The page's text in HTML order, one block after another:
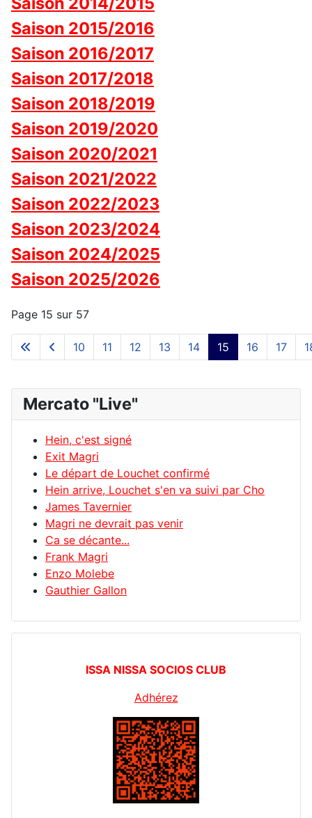
Saison 2015/2016
Saison 2016/2017
Saison 2017/2018
Saison 2018/2019
Saison 2019/2020
Saison 2020/2021
Saison 2021/2022
Saison 2022/2023
Saison 2023/2024
Saison 2024/2025
Saison 2025/2026
Page 15 sur 57
10 11 12 13 14 15 16 17
Mercato "Live"
Hein, c'est signé
Exit Magri
Le départ de Louchet confirmé
Hein arrive, Louchet s'en va suivi par Cho
James Tavernier
Magri ne devrait pas venir
Ca se décante...
Frank Magri
Enzo Molebe
Gauthier Gallon
ISSA NISSA SOCIOS CLUB
Adhérez